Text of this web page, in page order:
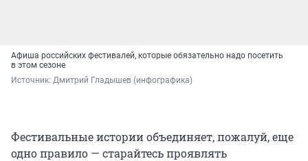
Афиша российских фестивалей, которые обязательно надо посетить
в этом сезоне
Источник: Дмитрий Гладышев (инфографика)
Фестивальные истории объединяет, пожалуй, еще
одно правило — старайтесь проявлять